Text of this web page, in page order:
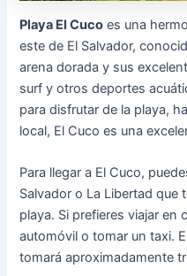
Playa El Cuco es una
este de El Salvador,
arena dorada y sus
surf y otros deportes
para disfrutar de la playa,
local, El Cuco es una
Para llegar a El Cuco,
Salvador o La Libertad que
playa. Si prefieres viajar en
automóvil o tomar un taxi.
tomará aproximadamente